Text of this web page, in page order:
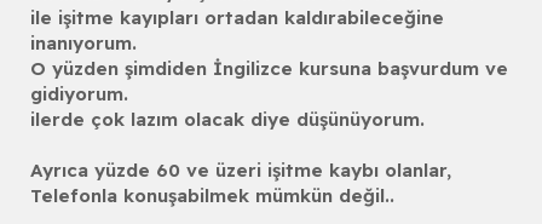
ile işitme kayıpları ortadan kaldırabileceğine
inanıyorum.
O yüzden şimdiden İngilizce kursuna başvurdum ve
gidiyorum.
ilerde çok lazım olacak diye düşünüyorum.
Ayrıca yüzde 60 ve üzeri işitme kaybı olanlar,
Telefonla konuşabilmek mümkün değil..